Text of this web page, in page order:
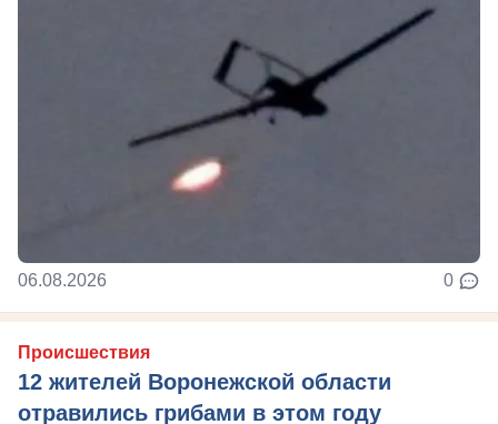
06.08.2026 0
Происшествия
12 жителей Воронежской области
отравились грибами в этом году